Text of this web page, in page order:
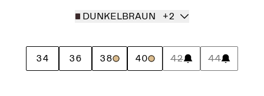
DUNKELBRAUN +2
34 36 38 40 42 44